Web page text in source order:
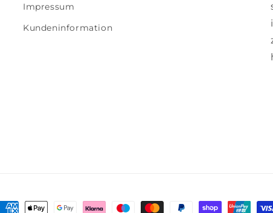
Impressum
Kundeninformation
Zahlungsmethoden